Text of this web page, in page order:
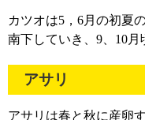
カツオは5，6月の初夏
南下していき、9、10月
アサリ
アサリは春と秋に産卵